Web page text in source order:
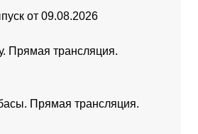
от 09.08.2026
Прямая трансляция.
Прямая трансляция.